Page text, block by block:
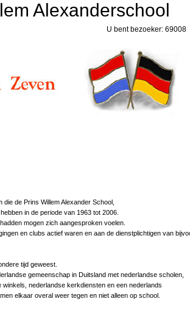
Alexanderschool
U bent bezoeker: 69008
de Prins Willem Alexander School,
in de periode van 1963 tot 2006.
mogen zich aangesproken voelen.
en clubs actief waren en aan de dienstplichtigen van
tijd geweest.
gemeenschap in Duitsland met nederlandse scholen,
nederlandse kerkdiensten en een nederlands
elkaar overal weer tegen en niet alleen op school.